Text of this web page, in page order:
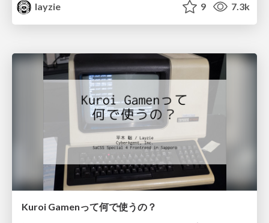
layzie
9 7.3k
Kuroi Gamenって何で使うの？